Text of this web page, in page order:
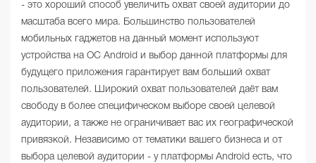
- это хороший способ увеличить охват своей аудитории до
масштаба всего мира. Большинство пользователей
мобильных гаджетов на данный момент используют
устройства на ОС Android и выбор данной платформы для
будущего приложения гарантирует вам больший охват
пользователей. Широкий охват пользователей даёт вам
свободу в более специфическом выборе своей целевой
аудитории, а также не ограничивает вас их географической
привязкой. Независимо от тематики вашего бизнеса и от
выбора целевой аудитории - у платформы Android есть, что